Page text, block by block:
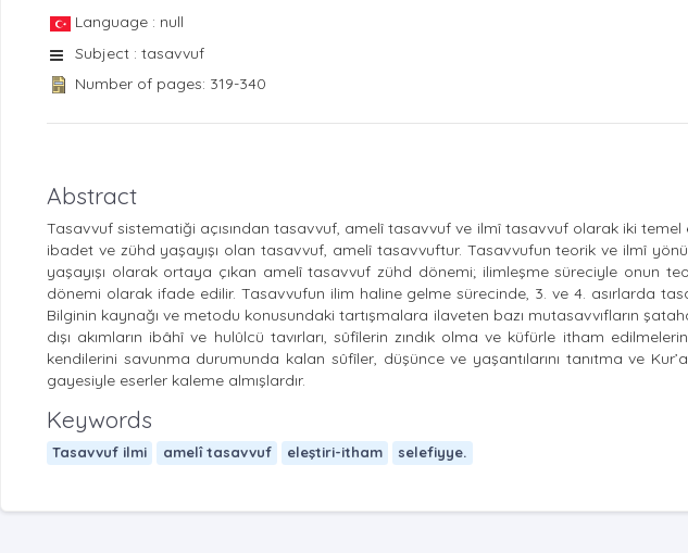
Language : null
Subject : tasavvuf
Number of pages: 319-340
Abstract
Tasavvuf sistematiği açısından tasavvuf, amelî tasavvuf ve ilmî tasavvuf olarak iki temel
ibadet ve zühd yaşayışı olan tasavvuf, amelî tasavvuftur. Tasavvufun teorik ve ilmî
yaşayışı olarak ortaya çıkan amelî tasavvuf zühd dönemi; ilimleşme süreciyle onun
dönemi olarak ifade edilir. Tasavvufun ilim haline gelme sürecinde, 3. ve 4. asırlarda
Bilginin kaynağı ve metodu konusundaki tartışmalara ilaveten bazı mutasavvıfların
dışı akımların ibâhî ve hulûlcü tavırları, sûfîlerin zındık olma ve küfürle itham
kendilerini savunma durumunda kalan sûfîler, düşünce ve yaşantılarını tanıtma ve
gayesiyle eserler kaleme almışlardır.
Keywords
Tasavvuf ilmi amelî tasavvuf eleştiri-itham selefiyye.